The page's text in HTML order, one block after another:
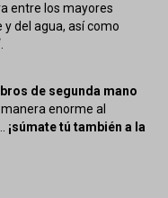
entre los mayores
del agua, así como
de segunda mano
enorme al
¡súmate tú también a la